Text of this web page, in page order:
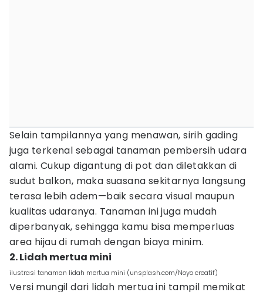
Selain tampilannya yang menawan, sirih gading
juga terkenal sebagai tanaman pembersih udara
alami. Cukup digantung di pot dan diletakkan di
sudut balkon, maka suasana sekitarnya langsung
terasa lebih adem—baik secara visual maupun
kualitas udaranya. Tanaman ini juga mudah
diperbanyak, sehingga kamu bisa memperluas
area hijau di rumah dengan biaya minim.
2. Lidah mertua mini
ilustrasi tanaman lidah mertua mini (unsplash.com/Noyo creatif)
Versi mungil dari lidah mertua ini tampil memikat